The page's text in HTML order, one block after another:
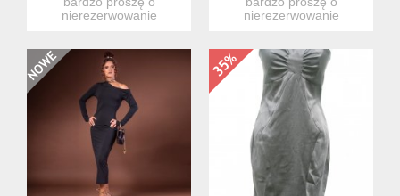
nierezerwowanie
nierezerwowanie